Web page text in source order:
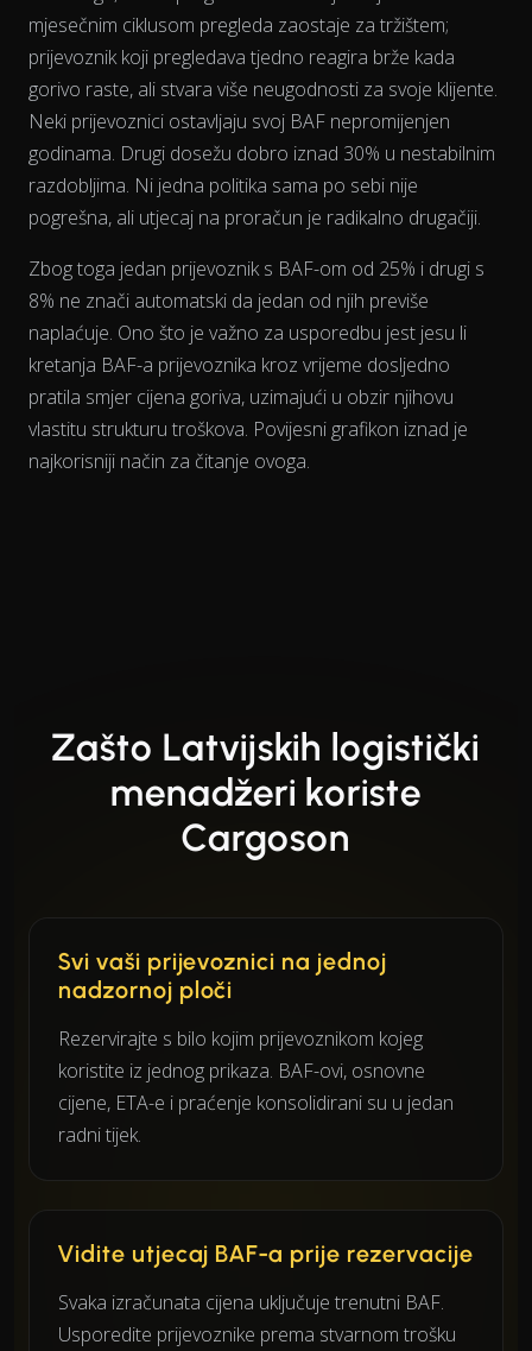
The chart has 2 Y axes displaying % and EUR/L.
mjesečnim ciklusom pregleda zaostaje za tržištem;
prijevoznik koji pregledava tjedno reagira brže kada
gorivo raste, ali stvara više neugodnosti za svoje klijente.
Neki prijevoznici ostavljaju svoj BAF nepromijenjen
godinama. Drugi dosežu dobro iznad 30% u nestabilnim
razdobljima. Ni jedna politika sama po sebi nije
pogrešna, ali utjecaj na proračun je radikalno drugačiji.
Zbog toga jedan prijevoznik s BAF-om od 25% i drugi s
8% ne znači automatski da jedan od njih previše
naplaćuje. Ono što je važno za usporedbu jest jesu li
kretanja BAF-a prijevoznika kroz vrijeme dosljedno
pratila smjer cijena goriva, uzimajući u obzir njihovu
vlastitu strukturu troškova. Povijesni grafikon iznad je
najkorisniji način za čitanje ovoga.
Zašto Latvijskih logistički
menadžeri koriste
Cargoson
Svi vaši prijevoznici na jednoj
nadzornoj ploči
Rezervirajte s bilo kojim prijevoznikom kojeg
koristite iz jednog prikaza. BAF-ovi, osnovne
cijene, ETA-e i praćenje konsolidirani su u jedan
radni tijek.
Vidite utjecaj BAF-a prije rezervacije
Svaka izračunata cijena uključuje trenutni BAF.
Usporedite prijevoznike prema stvarnom trošku